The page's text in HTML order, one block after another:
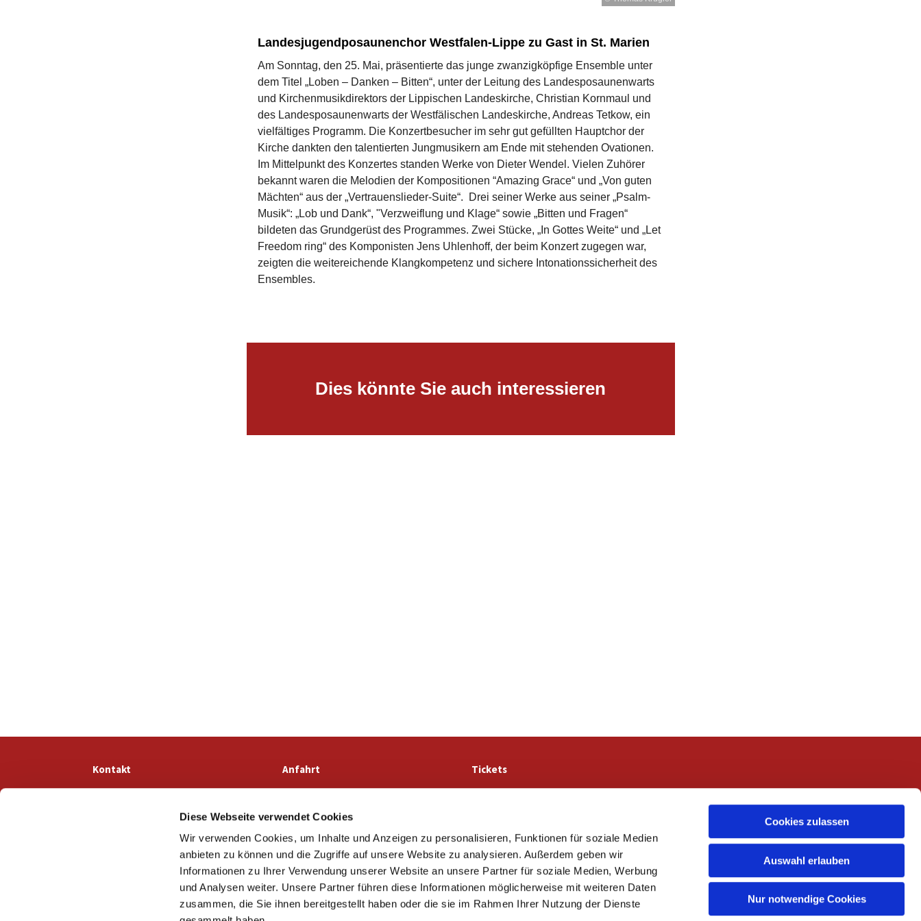
Diese Webseite verwendet Cookies
Wir verwenden Cookies, um Inhalte und Anzeigen zu personalisieren, Funktionen für soziale Medien
anbieten zu können und die Zugriffe auf unsere Website zu analysieren. Außerdem geben wir
Informationen zu Ihrer Verwendung unserer Website an unsere Partner für soziale Medien, Werbung
und Analysen weiter. Unsere Partner führen diese Informationen möglicherweise mit weiteren Daten
zusammen, die Sie ihnen bereitgestellt haben oder die sie im Rahmen Ihrer Nutzung der Dienste
Cookies zulassen
Auswahl erlauben
Nur notwendige Cookies
Landesjugendposaunenchor Westfalen-Lippe zu Gast in St. Marien
Am Sonntag, den 25. Mai, präsentierte das junge zwanzigköpfige Ensemble unter
dem Titel „Loben – Danken – Bitten“, unter der Leitung des Landesposaunenwarts
und Kirchenmusikdirektors der Lippischen Landeskirche, Christian Kornmaul und
des Landesposaunenwarts der Westfälischen Landeskirche, Andreas Tetkow, ein
vielfältiges Programm. Die Konzertbesucher im sehr gut gefüllten Hauptchor der
Kirche dankten den talentierten Jungmusikern am Ende mit stehenden Ovationen.
Im Mittelpunkt des Konzertes standen Werke von Dieter Wendel. Vielen Zuhörer
bekannt waren die Melodien der Kompositionen “Amazing Grace“ und „Von guten
Mächten“ aus der „Vertrauenslieder-Suite“. Drei seiner Werke aus seiner „Psalm-
Musik“: „Lob und Dank“, "Verzweiflung und Klage“ sowie „Bitten und Fragen“
bildeten das Grundgerüst des Programmes. Zwei Stücke, „In Gottes Weite“ und „Let
Freedom ring“ des Komponisten Jens Uhlenhoff, der beim Konzert zugegen war,
zeigten die weitereichende Klangkompetenz und sichere Intonationssicherheit des
Ensembles.
Dies könnte Sie auch interessieren
Kontakt Anfahrt Tickets
· Stiftstraße 56
32657 Lemgo
05261 4981
info@marien-lemgo.de
Kontaktinformationen Cookie-Richtlinie Impressum